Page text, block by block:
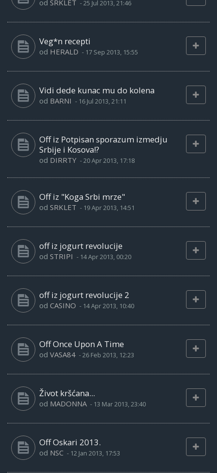
od SRKLET -25 Jul 2013, 21:46
Veg*n recepti
od HERALD - 17 Sep 2013, 15:55
Vidi dede kunac mu do kolena
od BARNI - 16 Jul 2013, 21:11
Off iz Potpisan sporazum izmedju
Srbije i Kosova!?
od DIRRTY -20 Apr 2013, 17:18
Off iz "Koga Srbi mrze"
od SRKLET - 19 Apr 2013, 14:51
off iz jogurt revolucije
od STRIPI - 14 Apr 2013, 00:20
off iz jogurt revolucije 2
od CASINO - 14 Apr 2013, 10:40
Off Once Upon A Time
od VASA84 -26 Feb 2013, 12:23
Život kršćana...
od MADONNA - 13 Mar 2013, 23:40
Off Oskari 2013.
od NSC - 12 Jan 2013, 17:53